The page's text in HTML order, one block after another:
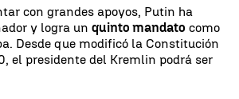
con grandes apoyos, Putin ha
y logra un quinto mandato como
Desde que modificó la Constitución
el presidente del Kremlin podrá ser